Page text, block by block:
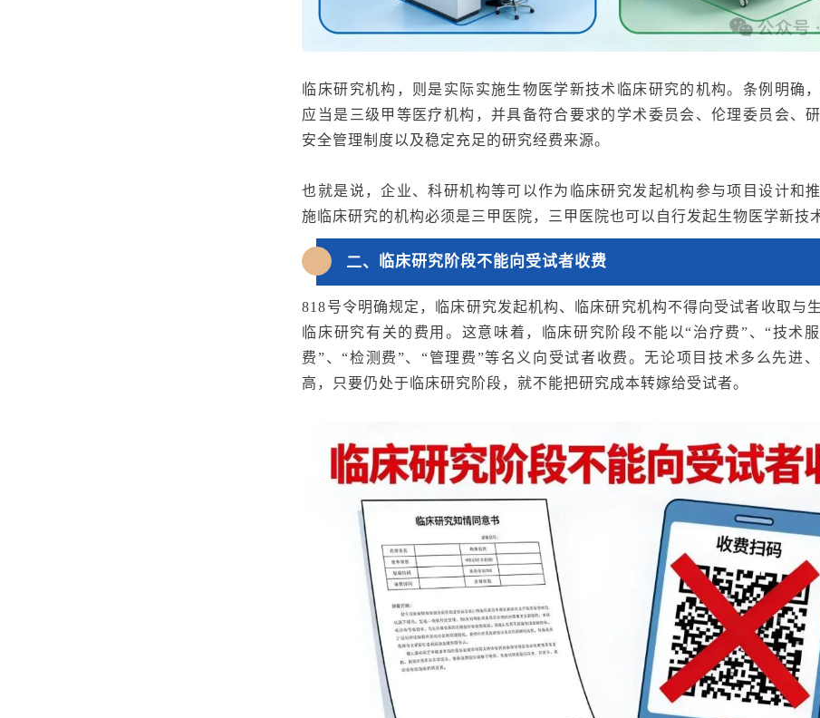
临床研究机构，则是实际实施生物医学新技术临床研究的机构。条例明确
应当是三级甲等医疗机构，并具备符合要求的学术委员会、伦理委员会、
安全管理制度以及稳定充足的研究经费来源。
也就是说，企业、科研机构等可以作为临床研究发起机构参与项目设计和
施临床研究的机构必须是三甲医院，三甲 医院也可以自行发起生物医学新技
二、 临床研究阶段不能向受试者收费
818号令明确规定，临床研究发起机构、临床研究机构不得向受试者收取与
临床研究有关的费用。这意味着，临床研究阶段不能以“治疗费”、“技术
费”、“检测费”、“管理费”等名义向受试者收费。无论项目技术多么先进
高，只要仍处于临床研究阶段，就不能把研究成本转嫁给受试者。